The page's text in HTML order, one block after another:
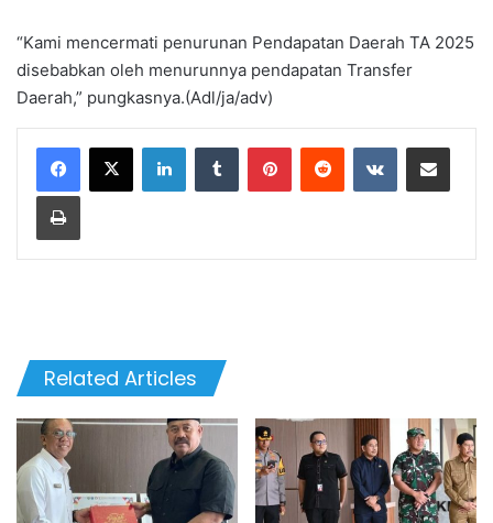
“Kami mencermati penurunan Pendapatan Daerah TA 2025
disebabkan oleh menurunnya pendapatan Transfer
Daerah,” pungkasnya.(Adl/ja/adv)
LinkedInTumblr PinterestReddit VKontakteShare via Email
Print
Related Articles